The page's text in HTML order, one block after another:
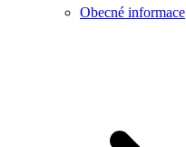
Obecné informace